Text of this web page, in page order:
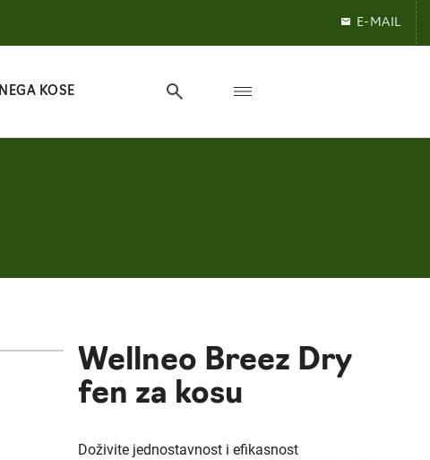
E-MAIL
NEGA KOSE
Wellneo Breez Dry
fen za kosu
Doživite jednostavnost i efikasnost